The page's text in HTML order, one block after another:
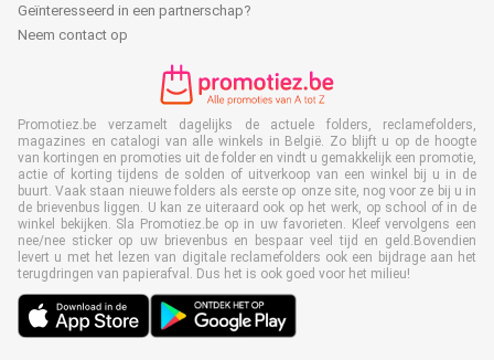
Geïnteresseerd in een partnerschap?
Neem contact op
Promotiez.be verzamelt dagelijks de actuele folders, reclamefolders,
magazines en catalogi van alle winkels in België. Zo blijft u op de hoogte
van kortingen en promoties uit de folder en vindt u gemakkelijk een promotie,
actie of korting tijdens de solden of uitverkoop van een winkel bij u in de
buurt. Vaak staan nieuwe folders als eerste op onze site, nog voor ze bij u in
de brievenbus liggen. U kan ze uiteraard ook op het werk, op school of in de
winkel bekijken. Sla Promotiez.be op in uw favorieten. Kleef vervolgens een
nee/nee sticker op uw brievenbus en bespaar veel tijd en geld.Bovendien
levert u met het lezen van digitale reclamefolders ook een bijdrage aan het
terugdringen van papierafval. Dus het is ook goed voor het milieu!